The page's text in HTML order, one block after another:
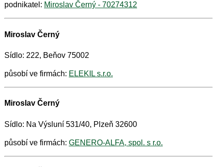
podnikatel: Miroslav Černý - 70274312
Miroslav Černý
Sídlo: 222, Beňov 75002
působí ve firmách: ELEKIL s.r.o.
Miroslav Černý
Sídlo: Na Výsluní 531/40, Plzeň 32600
působí ve firmách: GENERO-ALFA, spol. s r.o.